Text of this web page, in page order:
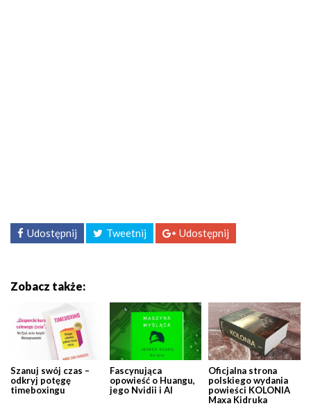
Udostępnij Tweetnij Udostępnij
Zobacz także:
Szanuj swój czas –
odkryj potęgę
timeboxingu
Fascynująca
opowieść o Huangu,
jego Nvidii i AI
Oficjalna strona
polskiego wydania
powieści KOLONIA
Maxa Kidruka